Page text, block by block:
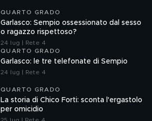
QUARTO GRADO
Garlasco: Sempio ossessionato dal sesso
o ragazzo rispettoso?
24 lug | Rete 4
QUARTO GRADO
Garlasco: le tre telefonate di Sempio
24 lug | Rete 4
QUARTO GRADO
La storia di Chico Forti: sconta l'ergastolo
per omicidio